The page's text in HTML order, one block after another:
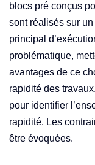
blocs pré conçus
sont réalisés sur
principal
problématique,
avantages de ce
rapidité des
pour identifier
rapidité. Les
être évoquées.